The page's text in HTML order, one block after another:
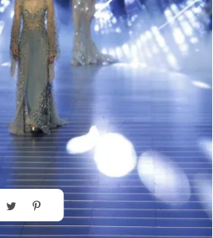
на Expo Филигрански обетки